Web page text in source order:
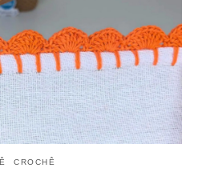
CROCHÊ